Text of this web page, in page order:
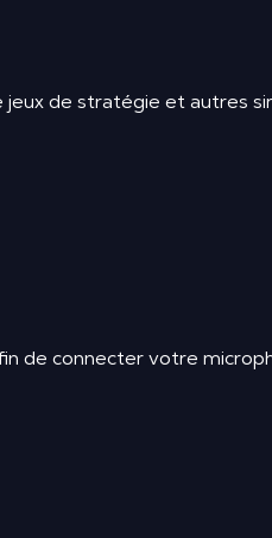
de stratégie et autres
de connecter votre